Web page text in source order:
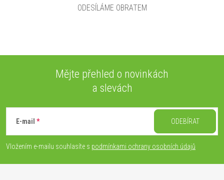
ODESÍLÁME OBRATEM
p
Mějte přehled o novinkách
a slevách
E-mail
Vložením e-mailu souhlasíte s podmínkami ochrany osobních údajů
ODEBÍRAT